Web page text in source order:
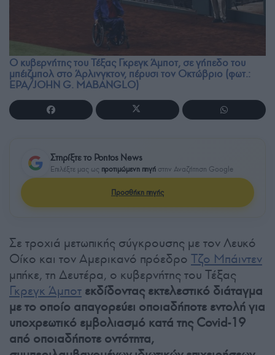
Ο κυβερνήτης του Τέξας Γκρεγκ Άμποτ, σε γήπεδο του
μπέιζμπολ στο Άρλινγκτον, πέρυσι τον Οκτώβριο (φωτ.:
EPA/JOHN G. MABANGLO)
Στηρίξτε το Pontos News
Επιλέξτε μας ως προτιμώμενη πηγή στην Αναζήτηση Google
Προσθήκη πηγής
Σε τροχιά μετωπικής σύγκρουσης με τον Λευκό
Οίκο και τον Αμερικανό πρόεδρο Τζο Μπάιντεν
μπήκε, τη Δευτέρα, ο κυβερνήτης του Τέξας
Γκρεγκ Άμποτ εκδίδοντας εκτελεστικό διάταγμα
με το οποίο απαγορεύει οποιαδήποτε εντολή για
υποχρεωτικό εμβολιασμό κατά της Covid-19
από οποιαδήποτε οντότητα,